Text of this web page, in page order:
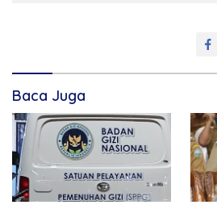
Baca Juga